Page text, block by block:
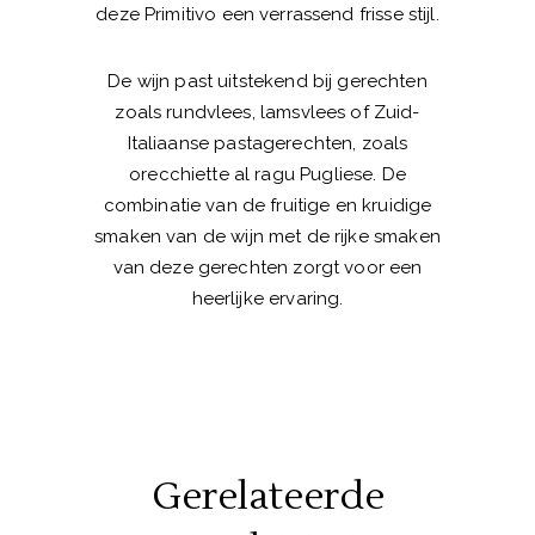
deze Primitivo een verrassend frisse stijl.
De wijn past uitstekend bij gerechten
zoals rundvlees, lamsvlees of Zuid-
Italiaanse pastagerechten, zoals
orecchiette al ragu Pugliese. De
combinatie van de fruitige en kruidige
smaken van de wijn met de rijke smaken
van deze gerechten zorgt voor een
heerlijke ervaring.
Gerelateerde